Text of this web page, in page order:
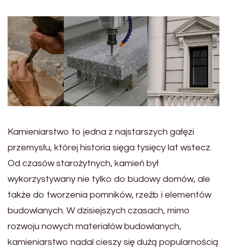
Kamieniarstwo to jedna z najstarszych gałęzi
przemysłu, której historia sięga tysięcy lat wstecz.
Od czasów starożytnych, kamień był
wykorzystywany nie tylko do budowy domów, ale
także do tworzenia pomników, rzeźb i elementów
budowlanych. W dzisiejszych czasach, mimo
rozwoju nowych materiałów budowlanych,
kamieniarstwo nadal cieszy się dużą popularnością